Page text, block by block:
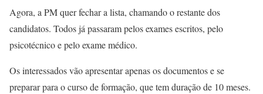
Agora, a PM quer fechar a lista, chamando o restante dos
candidatos. Todos já passaram pelos exames escritos, pelo
psicotécnico e pelo exame médico.
Os interessados vão apresentar apenas os documentos e se
preparar para o curso de formação, que tem duração de 10 meses.